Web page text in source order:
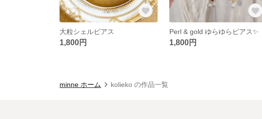
大粒シェルピアス
1,800円
Perl & gold ゆらゆらピアス✨
1,800円
minne ホーム kolieko の作品一覧